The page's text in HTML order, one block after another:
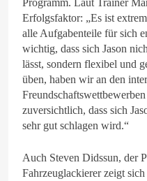
Erfolgsfaktor: „Es ist
alle Aufgabenteile für sich
wichtig, dass sich Jason
lässt, sondern flexibel und
üben, haben wir an den
zuversichtlich, dass sich
sehr gut schlagen wird.“
Auch Steven Didssun, der
Fahrzeuglackierer zeigt